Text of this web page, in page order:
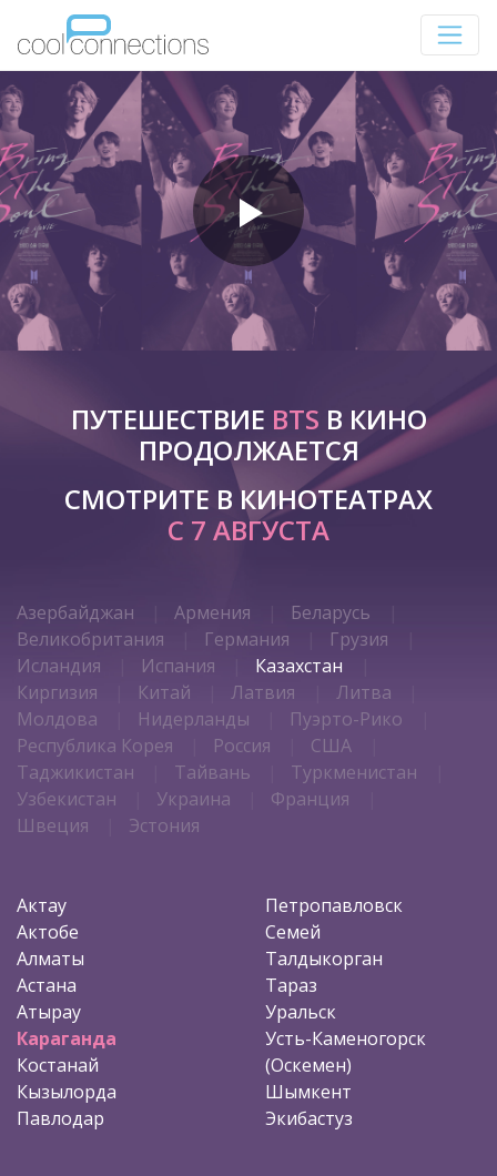
ПУТЕШЕСТВИЕ BTS В КИНО
ПРОДОЛЖАЕТСЯ
СМОТРИТЕ В КИНОТЕАТРАХ
С 7 АВГУСТА
Азербайджан Армения
Беларусь
Великобритания
Германия
Грузия
Исландия
Испания
Казахстан
Киргизия
Китай Латвия
Литва
Молдова
Нидерланды
Пуэрто-Рико
Республика Корея
Россия
США
Таджикистан
Тайвань
Туркменистан
Узбекистан
Украина
Франция
Швеция
Эстония
Актау
Актобе
Алматы
Астана
Атырау
Караганда
Костанай
Кызылорда
Павлодар
Петропавловск
Семей
Талдыкорган
Тараз
Уральск
Усть-Каменогорск
(Оскемен)
Шымкент
Экибастуз